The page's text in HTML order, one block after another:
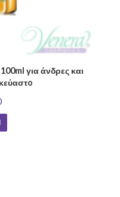
για άνδρες και